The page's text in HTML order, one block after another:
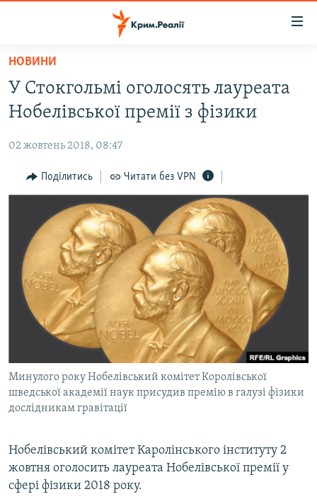
Перейти
основного
матеріалу
до
навігації
Перейти
пошуку
ВОДА.КРИМ
ПОЛІТИКА
БЛОГИ
ІНТЕРВ'Ю
ВСЕ ЗА ДЕНЬ
СПЕЦПРОЕКТИ
ДЕПОРТАЦІЯ
ВІДЕОУРОКИ «ELIFBE»
СВІДЧЕННЯ ОКУПАЦІЇ
УКРАЇНСЬКА ПРОБЛЕМА КРИМУ
ІНФОГРАФІКА
ЯК ОБІЙТИ БЛОКУВАННЯ
Русский
Qırımtatar
ДОЛУЧАЙСЯ!
Усі сайти RFE/RL
НОВИНИ
У Стокгольмі оголосять лауреата
Нобелівської премії з фізики
02 жовтень 2018, 08:47
Поділитись Читати без VPN
Минулого року Нобелівський комітет Королівської
шведської академії наук присудив премію в галузі фізики
дослідникам гравітації
Нобелівський комітет Каролінського інституту 2
жовтня оголосить лауреата Нобелівської премії у
сфері фізики 2018 року.